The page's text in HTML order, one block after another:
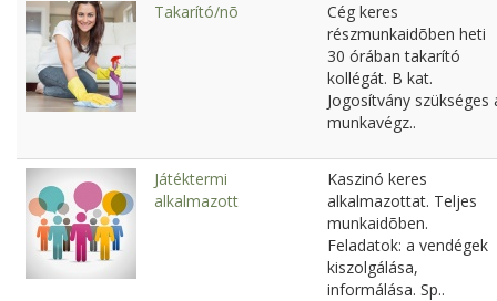
Takarító/nõ
Cég keres
részmunkaidõben heti
30 órában takarító
kollégát. B kat.
Jogosítvány szükséges
munkavégz..
Játéktermi
alkalmazott
Kaszinó keres
alkalmazottat. Teljes
munkaidõben.
Feladatok: a vendégek
kiszolgálása,
informálása. Sp..